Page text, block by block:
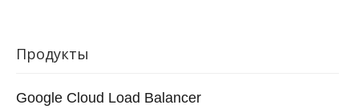
Продукты
Google Cloud Load Balancer